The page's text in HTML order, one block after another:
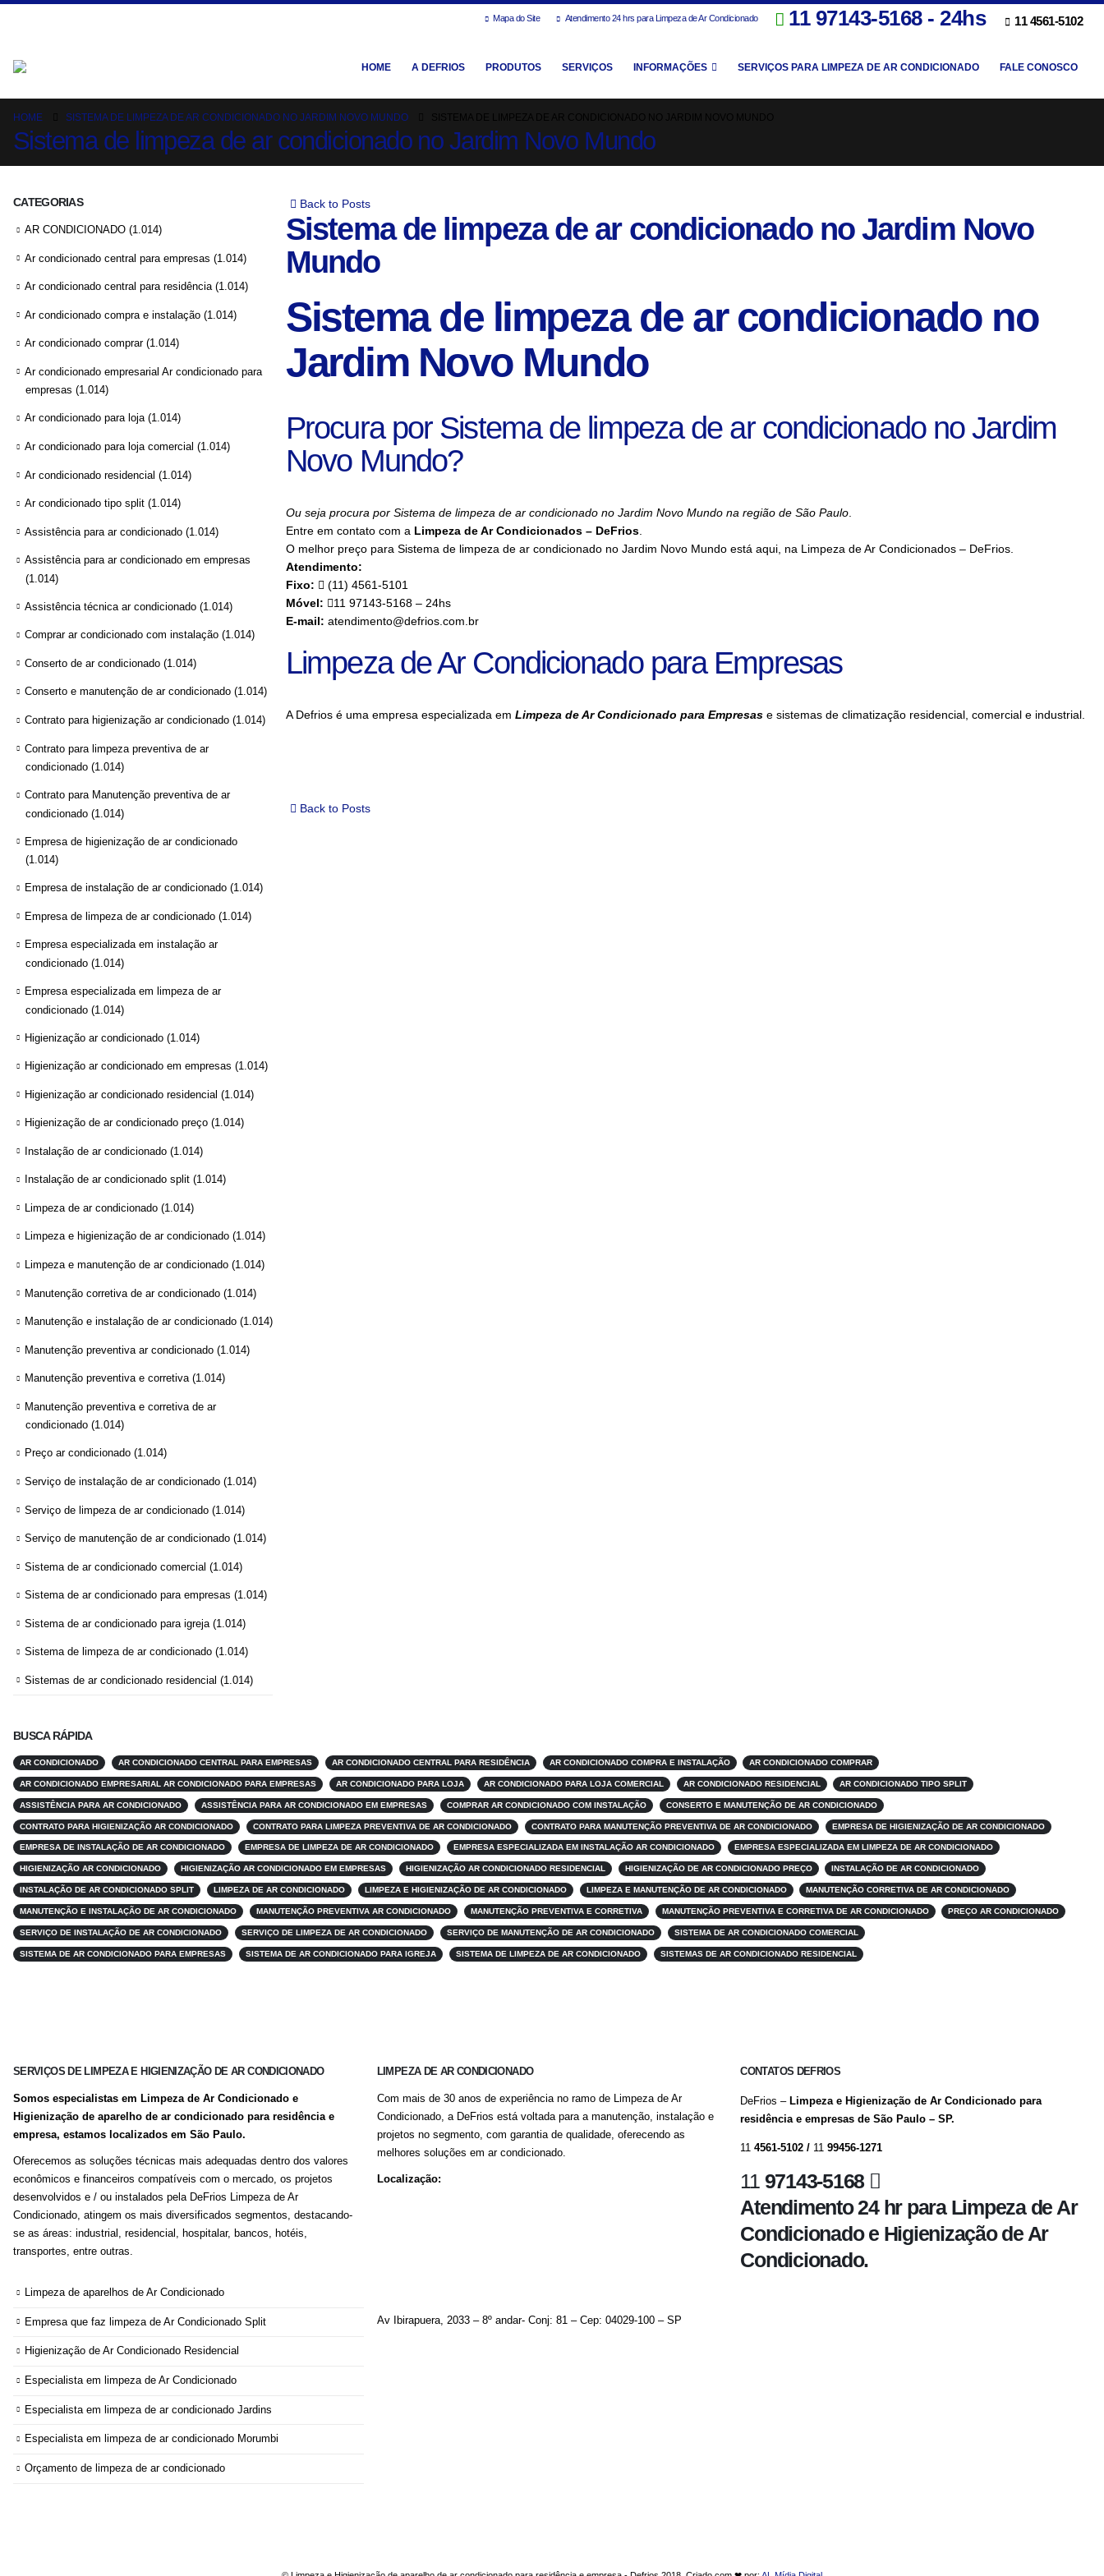
Mapa do Site Atendimento 24 hrs para Limpeza de Ar Condicionado 11 97143-5168 - 24hs 11 4561-5102
HOME A DEFRIOS PRODUTOS SERVIÇOS INFORMAÇÕES SERVIÇOS PARA LIMPEZA DE AR CONDICIONADO FALE CONOSCO
HOME SISTEMA DE LIMPEZA DE AR CONDICIONADO NO JARDIM NOVO MUNDO
Sistema de limpeza de ar condicionado no Jardim Novo Mundo
Back to Posts
Sistema de limpeza de ar condicionado no Jardim Novo
Mundo
Sistema de limpeza de ar condicionado no
Jardim Novo Mundo
Procura por Sistema de limpeza de ar condicionado no Jardim
Novo Mundo?
Ou seja procura por Sistema de limpeza de ar condicionado no Jardim Novo Mundo na região de São Paulo
Entre em contato com a Limpeza de Ar Condicionados – DeFrios
O melhor preço para Sistema de limpeza de ar condicionado no Jardim Novo Mundo está aqui, na Limpeza de Ar Condicionados – DeFrios.
Atendimento:
Fixo:
(11) 4561-5101
Móvel:
11 97143-5168 – 24hs
E-mail: atendimento@defrios.com.br
Limpeza de Ar Condicionado para Empresas
A Defrios é uma empresa especializada em Limpeza de Ar Condicionado para Empresas e sistemas de climatização residencial, comercial e industrial.
Back to Posts
CATEGORIAS
AR CONDICIONADO (1.014)
Ar condicionado central para empresas (1.014)
Ar condicionado central para residência(1.014)
Ar condicionado compra e instalação (1.014)
Ar condicionado comprar(1.014)
Ar condicionado empresarial Ar condicionado para
empresas (1.014)
Ar condicionado para loja(1.014)
Ar condicionado para loja comercial (1.014)
Ar condicionado residencial (1.014)
Ar condicionado tipo split (1.014)
Assistência para ar condicionado (1.014)
Assistência para ar condicionado em empresas
(1.014)
Assistência técnica ar condicionado (1.014)
Comprar ar condicionado com instalação (1.014)
Conserto de ar condicionado (1.014)
Conserto e manutenção de ar condicionado (1.014)
Contrato para higienização ar condicionado (1.014)
Contrato para limpeza preventiva de ar
condicionado (1.014)
Contrato para Manutenção preventiva de ar
condicionado (1.014)
Empresa de higienização de ar condicionado
(1.014)
Empresa de instalação de ar condicionado (1.014)
Empresa de limpeza de ar condicionado (1.014)
Empresa especializada em instalação ar
condicionado (1.014)
Empresa especializada em limpeza de ar
condicionado (1.014)
Higienização ar condicionado (1.014)
Higienização ar condicionado em empresas (1.014)
Higienização ar condicionado residencial (1.014)
Higienização de ar condicionado preço (1.014)
Instalação de ar condicionado (1.014)
Instalação de ar condicionado split (1.014)
Limpeza de ar condicionado (1.014)
Limpeza e higienização de ar condicionado (1.014)
Limpeza e manutenção de ar condicionado (1.014)
Manutenção corretiva de ar condicionado (1.014)
Manutenção e instalação de ar condicionado (1.014)
Manutenção preventiva ar condicionado (1.014)
Manutenção preventiva e corretiva(1.014)
Manutenção preventiva e corretiva de ar
condicionado (1.014)
Preço ar condicionado (1.014)
Serviço de instalação de ar condicionado (1.014)
Serviço de limpeza de ar condicionado (1.014)
Serviço de manutenção de ar condicionado (1.014)
Sistema de ar condicionado comercial (1.014)
Sistema de ar condicionado para empresas (1.014)
Sistema de ar condicionado para igreja (1.014)
Sistema de limpeza de ar condicionado (1.014)
Sistemas de ar condicionado residencial (1.014)
BUSCA RÁPIDA
AR CONDICIONADO AR CONDICIONADO CENTRAL PARA EMPRESAS AR CONDICIONADO CENTRAL PARA RESIDÊNCIA AR CONDICIONADO COMPRA E INSTALAÇÃO AR CONDICIONADO COMPRAR
AR CONDICIONADO EMPRESARIAL AR CONDICIONADO PARA EMPRESAS AR CONDICIONADO PARA LOJA AR CONDICIONADO PARA LOJA COMERCIAL AR CONDICIONADO RESIDENCIAL AR CONDICIONADO TIPO SPLIT
ASSISTÊNCIA PARA AR CONDICIONADO ASSISTÊNCIA PARA AR CONDICIONADO EM EMPRESAS COMPRAR AR CONDICIONADO COM INSTALAÇÃO CONSERTO E MANUTENÇÃO DE AR CONDICIONADO
CONTRATO PARA HIGIENIZAÇÃO AR CONDICIONADO CONTRATO PARA LIMPEZA PREVENTIVA DE AR CONDICIONADO CONTRATO PARA MANUTENÇÃO PREVENTIVA DE AR CONDICIONADO EMPRESA DE HIGIENIZAÇÃO DE AR CONDICIONADO
EMPRESA DE INSTALAÇÃO DE AR CONDICIONADO EMPRESA DE LIMPEZA DE AR CONDICIONADO EMPRESA ESPECIALIZADA EM INSTALAÇÃO AR CONDICIONADO EMPRESA ESPECIALIZADA EM LIMPEZA DE AR CONDICIONADO
HIGIENIZAÇÃO AR CONDICIONADO HIGIENIZAÇÃO AR CONDICIONADO EM EMPRESAS HIGIENIZAÇÃO AR CONDICIONADO RESIDENCIAL HIGIENIZAÇÃO DE AR CONDICIONADO PREÇO INSTALAÇÃO DE AR CONDICIONADO
INSTALAÇÃO DE AR CONDICIONADO SPLIT LIMPEZA DE AR CONDICIONADO LIMPEZA E HIGIENIZAÇÃO DE AR CONDICIONADO LIMPEZA E MANUTENÇÃO DE AR CONDICIONADO MANUTENÇÃO CORRETIVA DE AR CONDICIONADO
MANUTENÇÃO E INSTALAÇÃO DE AR CONDICIONADO MANUTENÇÃO PREVENTIVA AR CONDICIONADO MANUTENÇÃO PREVENTIVA E CORRETIVA MANUTENÇÃO PREVENTIVA E CORRETIVA DE AR CONDICIONADO PREÇO AR CONDICIONADO
SERVIÇO DE INSTALAÇÃO DE AR CONDICIONADO SERVIÇO DE LIMPEZA DE AR CONDICIONADO SERVIÇO DE MANUTENÇÃO DE AR CONDICIONADO SISTEMA DE AR CONDICIONADO COMERCIAL
SISTEMA DE AR CONDICIONADO PARA EMPRESAS SISTEMA DE AR CONDICIONADO PARA IGREJA SISTEMA DE LIMPEZA DE AR CONDICIONADO SISTEMAS DE AR CONDICIONADO RESIDENCIAL
SERVIÇOS DE LIMPEZA E HIGIENIZAÇÃO DE AR CONDICIONADO
Somos especialistas em Limpeza de Ar Condicionado e
Higienização de aparelho de ar condicionado para residência e
empresa, estamos localizados em São Paulo.
Oferecemos as soluções técnicas mais adequadas dentro dos valores
econômicos e financeiros compatíveis com o mercado, os projetos
desenvolvidos e / ou instalados pela DeFrios Limpeza de Ar
Condicionado, atingem os mais diversificados segmentos, destacando-
se as áreas: industrial, residencial, hospitalar, bancos, hotéis,
transportes, entre outras.
Limpeza de aparelhos de Ar Condicionado
Empresa que faz limpeza de Ar Condicionado Split
Higienização de Ar Condicionado Residencial
Especialista em limpeza de Ar Condicionado
Especialista em limpeza de ar condicionado Jardins
Especialista em limpeza de ar condicionado Morumbi
Orçamento de limpeza de ar condicionado
LIMPEZA DE AR CONDICIONADO
Com mais de 30 anos de experiência no ramo de Limpeza de Ar
Condicionado, a DeFrios está voltada para a manutenção, instalação e
projetos no segmento, com garantia de qualidade, oferecendo as
melhores soluções em ar condicionado.
Localização:
Av Ibirapuera, 2033 – 8º andar- Conj: 81 – Cep: 04029-100 – SP
CONTATOS DEFRIOS
DeFrios – Limpeza e Higienização de Ar Condicionado para
residência e empresas de São Paulo – SP.
114561-5102 / 1199456-1271
11 97143-5168
Atendimento 24 hr para Limpeza de Ar
Condicionado e Higienização de Ar
Condicionado.